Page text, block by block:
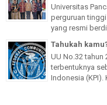
Universitas
perguruan
yang resmi
Tahukah
UU No.32 tahun
terbentuknya
Indonesia (KPI).